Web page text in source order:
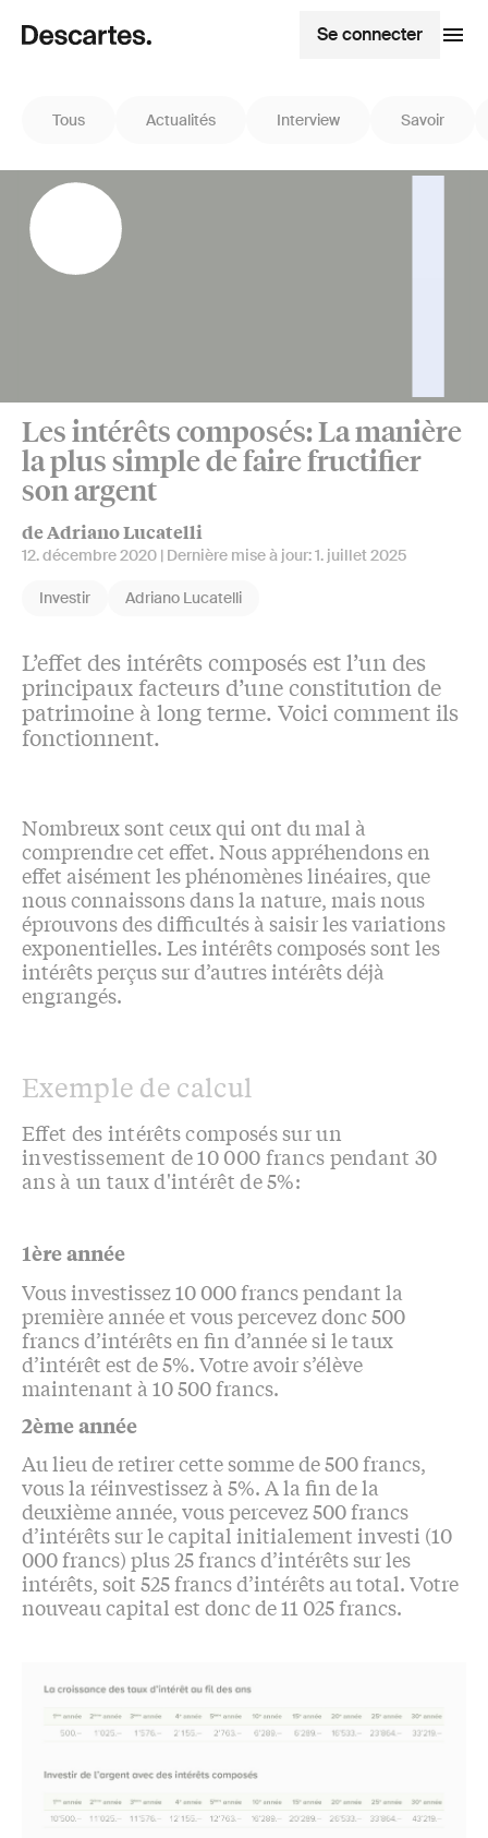
Se connecter
Tous Actualités Interview Savoir
Les intérêts composés: La manière
la plus simple de faire fructifier
son argent
de Adriano Lucatelli
12. décembre 2020 | Dernière mise à jour:1. juillet 2025
Investir Adriano Lucatelli
L’effet des intérêts composés est l’un des
principaux facteurs d’une constitution de
patrimoine à long terme. Voici comment ils
fonctionnent.
Nombreux sont ceux qui ont du mal à
comprendre cet effet. Nous appréhendons en
effet aisément les phénomènes linéaires, que
nous connaissons dans la nature, mais nous
éprouvons des difficultés à saisir les variations
exponentielles. Les intérêts composés sont les
intérêts perçus sur d’autres intérêts déjà
engrangés.
Exemple de calcul
Effet des intérêts composés sur un
investissement de 10 000 francs pendant 30
ans à un taux d'intérêt de 5%:
1ère année
Vous investissez 10 000 francs pendant la
première année et vous percevez donc 500
francs d’intérêts en fin d’année si le taux
d’intérêt est de 5%. Votre avoir s’élève
maintenant à 10 500 francs.
2ème année
Au lieu de retirer cette somme de 500 francs,
vous la réinvestissez à 5%. A la fin de la
deuxième année, vous percevez 500 francs
d’intérêts sur le capital initialement investi (10
000 francs) plus 25 francs d’intérêts sur les
intérêts, soit 525 francs d’intérêts au total. Votre
nouveau capital est donc de 11 025 francs.